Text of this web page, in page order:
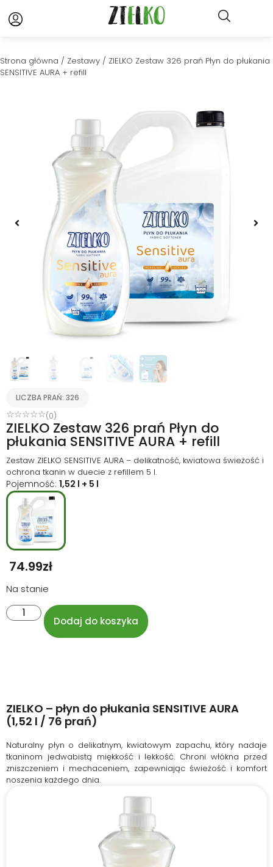
Strona główna / Zestawy / ZIELKO Zestaw 326 prań Płyn do płukania
SENSITIVE AURA + refill
LICZBA PRAŃ: 326
☆☆☆☆☆(0)
ZIELKO Zestaw 326 prań Płyn do
płukania SENSITIVE AURA + refill
Zestaw ZIELKO SENSITIVE AURA – delikatność, kwiatowa świeżość i
ochrona tkanin w duecie z refillem 5 l.
Pojemność: 1,52 l + 5 l
74.99Zł
Na stanie
Dodaj do koszyka
ZIELKO – płyn do płukania SENSITIVE AURA
(1,52 l / 76 prań)
Naturalny płyn o delikatnym, kwiatowym zapachu, który nadaje
tkaninom jedwabistą miękkość i lekkość. Chroni włókna przed
zniszczeniem i mechaceniem, zapewniając świeżość i komfort
noszenia każdego dnia.